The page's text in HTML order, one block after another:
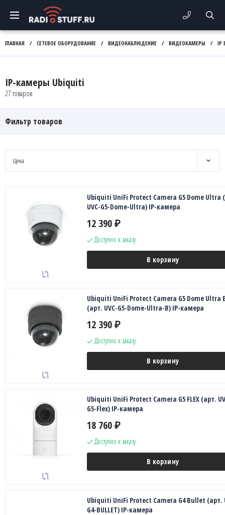
ГЛАВНАЯ / СЕТЕВОЕ ОБОРУДОВАНИЕ / ВИДЕОНАБЛЮДЕНИЕ / ВИДЕОКАМЕРЫ / IP
IP-камеры Ubiquiti
27 товаров
Фильтр товаров
Цена
Ubiquiti UniFi Protect Camera G5 Dome Ultra
UVC-G5-Dome-Ultra) IP-камера
12 390 ₽
Доступно к заказу
В корзину
Ubiquiti UniFi Protect Camera G5 Dome Ultra
(арт. UVC-G5-Dome-Ultra-B) IP-камера
12 390 ₽
Доступно к заказу
В корзину
Ubiquiti UniFi Protect Camera G5 FLEX (арт.
G5-Flex) IP-камера
18 760 ₽
Доступно к заказу
В корзину
Ubiquiti UniFi Protect Camera G4 Bullet (арт.
G4-BULLET) IP-камера